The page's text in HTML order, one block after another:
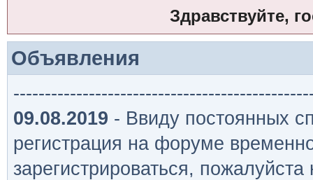
Здравствуйте,
Объявления
09.08.2019 - Ввиду постоянных
регистрация на форуме
зарегистрироваться,